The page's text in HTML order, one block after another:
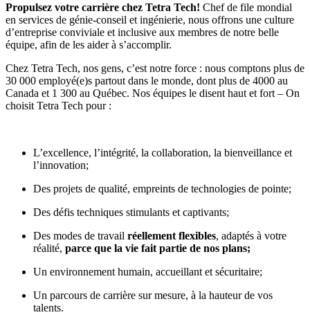
Propulsez votre carrière chez Tetra Tech! Chef de file mondial
en services de génie-conseil et ingénierie, nous offrons une culture
d’entreprise conviviale et inclusive aux membres de notre belle
équipe, afin de les aider à s’accomplir.
Chez Tetra Tech, nos gens, c’est notre force : nous comptons plus de
30 000 employé(e)s partout dans le monde, dont plus de 4000 au
Canada et 1 300 au Québec. Nos équipes le disent haut et fort – On
choisit Tetra Tech pour :
L’excellence, l’intégrité, la collaboration, la bienveillance et
l’innovation;
Des projets de qualité, empreints de technologies de pointe;
Des défis techniques stimulants et captivants;
Des modes de travail réellement flexibles, adaptés à votre
réalité, parce que la vie fait partie de nos plans;
Un environnement humain, accueillant et sécuritaire;
Un parcours de carrière sur mesure, à la hauteur de vos
talents.